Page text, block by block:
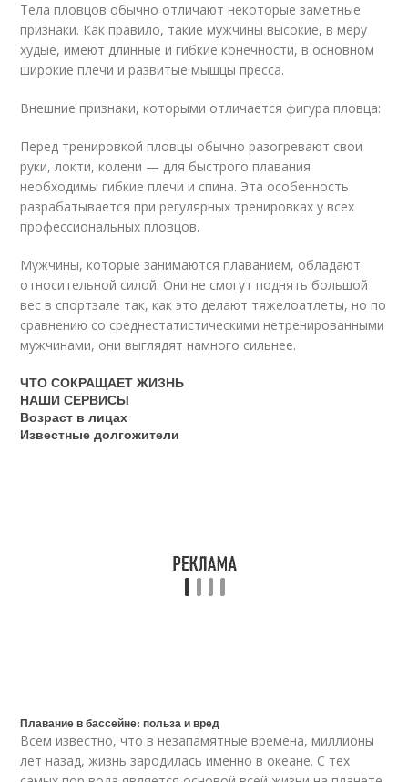
Тела пловцов обычно отличают некоторые заметные
признаки. Как правило, такие мужчины высокие, в меру
худые, имеют длинные и гибкие конечности, в основном
широкие плечи и развитые мышцы пресса.
Внешние признаки, которыми отличается фигура пловца:
Перед тренировкой пловцы обычно разогревают свои
руки, локти, колени — для быстрого плавания
необходимы гибкие плечи и спина. Эта особенность
разрабатывается при регулярных тренировках у всех
профессиональных пловцов.
Мужчины, которые занимаются плаванием, обладают
относительной силой. Они не смогут поднять большой
вес в спортзале так, как это делают тяжелоатлеты, но по
сравнению со среднестатистическими нетренированными
мужчинами, они выглядят намного сильнее.
ЧТО СОКРАЩАЕТ ЖИЗНЬ
НАШИ СЕРВИСЫ
Возраст в лицах
Известные долгожители
Плавание в бассейне: польза и вред
Всем известно, что в незапамятные времена, миллионы
лет назад, жизнь зародилась именно в океане. С тех